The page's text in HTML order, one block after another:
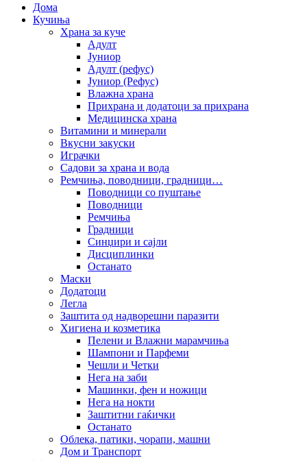
Дома
Кучиња
Храна за куче
Адулт
Јуниор
Адулт (рефус)
Јуниор (Рефус)
Влажна храна
Прихрана и додатоци за прихрана
Медицинска храна
Витамини и минерали
Вкусни закуски
Играчки
Садови за храна и вода
Ремчиња, поводници, градници…
Поводници со пуштање
Поводници
Ремчиња
Градници
Синџири и сајли
Дисциплинки
Останато
Маски
Додатоци
Легла
Заштита од надворешни паразити
Хигиена и козметика
Пелени и Влажни марамчиња
Шампони и Парфеми
Чешли и Четки
Нега на заби
Машинки, фен и ножици
Нега на нокти
Заштитни гаќички
Останато
Облека, патики, чорапи, машни
Дом и Транспорт